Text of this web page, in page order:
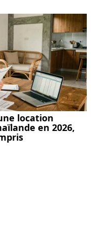
location
en 2026,